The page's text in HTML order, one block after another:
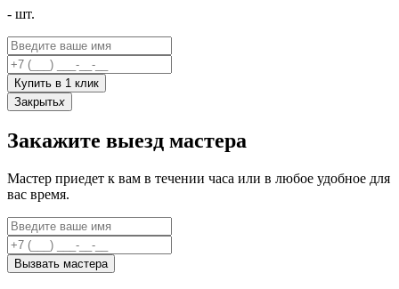
- шт.
Купить в 1 клик
Закрытьx
Закажите выезд мастера
Мастер приедет к вам в течении часа или в любое удобное для
вас время.
Вызвать мастера